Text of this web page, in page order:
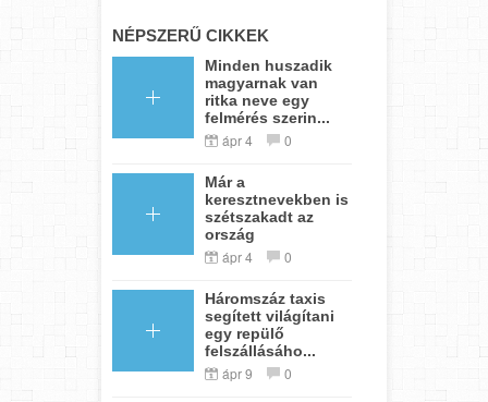
NÉPSZERŰ CIKKEK
Minden huszadik
magyarnak van
ritka neve egy
felmérés szerin...
ápr 4 0
Már a
keresztnevekben is
szétszakadt az
ország
ápr 4 0
Háromszáz taxis
segített világítani
egy repülő
felszállásáho...
ápr 9 0